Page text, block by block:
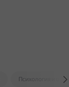
Психология и